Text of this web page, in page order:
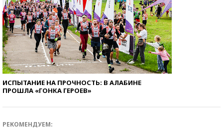
ИСПЫТАНИЕ НА ПРОЧНОСТЬ: В АЛАБИНЕ
ПРОШЛА «ГОНКА ГЕРОЕВ»
РЕКОМЕНДУЕМ: